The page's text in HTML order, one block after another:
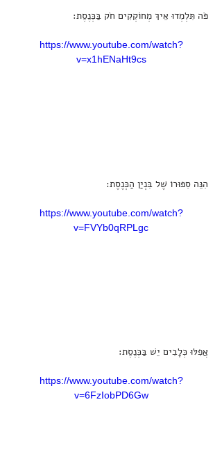
פֹּה תִּלְמְדוּ אֵיךְ מְחוֹקְקִים חֹק בַּכְּנֶסֶת:
https://www.youtube.com/watch?
v=x1hENaHt9cs
הִנֵּה סִפּוּרוֹ שֶׁל בִּנְיַן הַכְּנֶסֶת:
https://www.youtube.com/watch?
v=FVYb0qRPLgc
אֲפִלּוּ כְּלָבִים יֵשׁ בַּכְּנֶסֶת:
https://www.youtube.com/watch?
v=6FzIobPD6Gw